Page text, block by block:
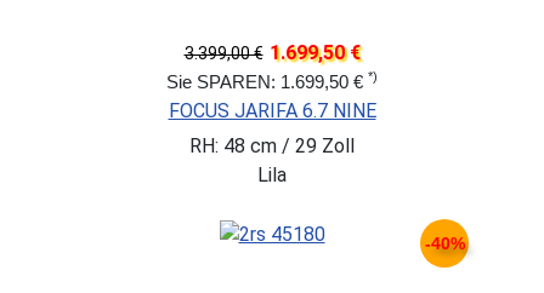
3.399,00 € 1.699,50 €
Sie SPAREN: 1.699,50 € *)
FOCUS JARIFA 6.7 NINE
RH: 48 cm / 29 Zoll
Lila
-40%